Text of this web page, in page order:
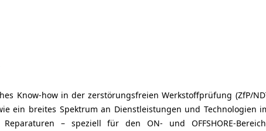
Know-how in der zerstörungsfreien Werkstoffprüfung (ZfP/
ein breites Spektrum an Dienstleistungen und Technologien
Reparaturen – speziell für den ON- und OFFSHORE-